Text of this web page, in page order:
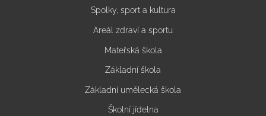
Spolky, sport a kultura
Areál zdraví a sportu
Mateřská škola
Základní škola
Základní umělecká škola
Školní jídelna